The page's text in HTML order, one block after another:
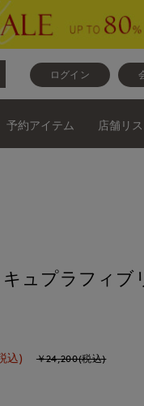
ログイン
予約アイテム 店舗リス
キュプラフィ
込) ￥24,200(税込)